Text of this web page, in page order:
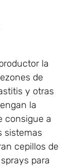
la
de
y otras
la
consigue a
sistemas
cepillos de
para